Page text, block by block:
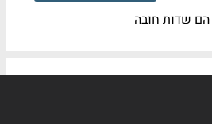
הם שדות חובה